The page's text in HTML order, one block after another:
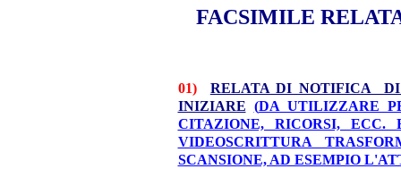
FACSIMILE
01)
RELATA DI NOTIFICA DI
INIZIARE (DA UTILIZZARE
CITAZIONE, RICORSI,
VIDEOSCRITTURA
SCANSIONE, AD ESEMPIO